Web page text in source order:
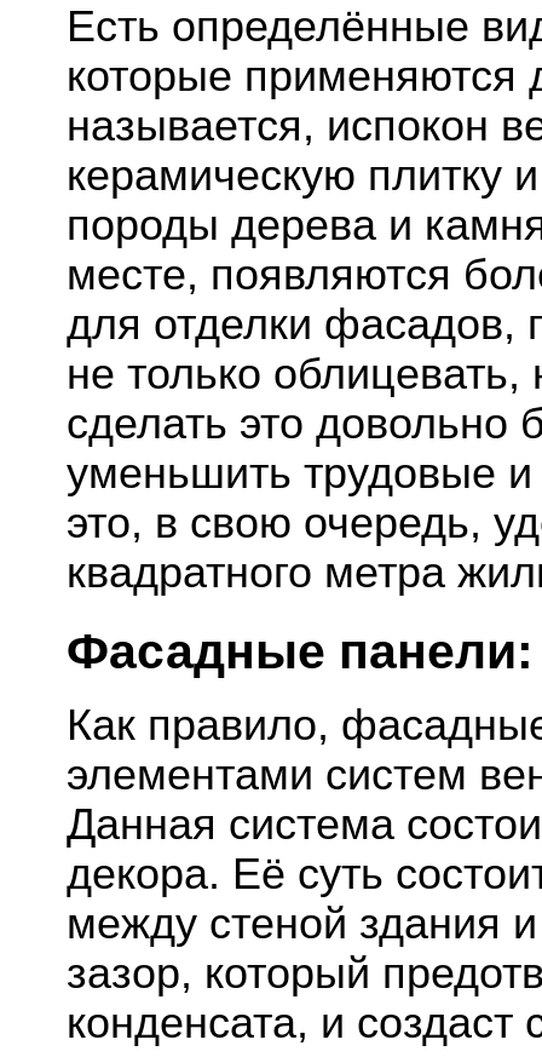
Есть определённые
которые применяются
называется, испокон
керамическую плитку
породы дерева и
месте, появляются
для отделки
не только
сделать это довольно
уменьшить трудовые и
это, в свою очередь,
квадратного метра
Фасадные панели:
Как правило,
элементами систем
Данная система
декора. Её суть
между стеной здания
зазор, который
конденсата, и